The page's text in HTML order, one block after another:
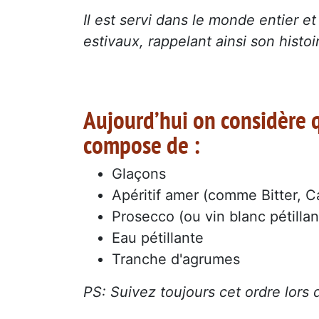
Il est servi dans le monde entier
estivaux, rappelant ainsi son
Aujourd’hui on considère
compose de :
Glaçons
Apéritif amer (comme Bitter,
Prosecco (ou vin blanc
Eau pétillante
Tranche d'agrumes
PS: Suivez toujours cet ordre lors